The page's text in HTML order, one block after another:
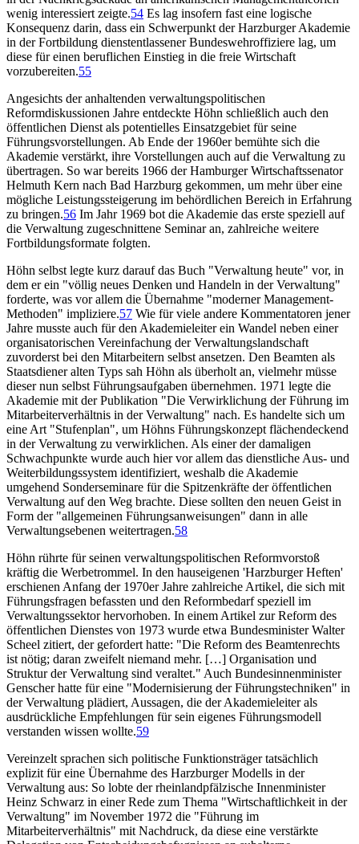
wenig interessiert zeigte.54 Es lag insofern fast eine logische
Konsequenz darin, dass ein Schwerpunkt der Harzburger Akademie
in der Fortbildung dienstentlassener Bundeswehroffiziere lag, um
diese für einen beruflichen Einstieg in die freie Wirtschaft
vorzubereiten.55
Angesichts der anhaltenden verwaltungspolitischen
Reformdiskussionen Jahre entdeckte Höhn schließlich auch den
öffentlichen Dienst als potentielles Einsatzgebiet für seine
Führungsvorstellungen. Ab Ende der 1960er bemühte sich die
Akademie verstärkt, ihre Vorstellungen auch auf die Verwaltung zu
übertragen. So war bereits 1966 der Hamburger Wirtschaftssenator
Helmuth Kern nach Bad Harzburg gekommen, um mehr über eine
mögliche Leistungssteigerung im behördlichen Bereich in Erfahrung
zu bringen.56 Im Jahr 1969 bot die Akademie das erste speziell auf
die Verwaltung zugeschnittene Seminar an, zahlreiche weitere
Fortbildungsformate folgten.
Höhn selbst legte kurz darauf das Buch "Verwaltung heute" vor, in
dem er ein "völlig neues Denken und Handeln in der Verwaltung"
forderte, was vor allem die Übernahme "moderner Management-
Methoden" impliziere.57 Wie für viele andere Kommentatoren jener
Jahre musste auch für den Akademieleiter ein Wandel neben einer
organisatorischen Vereinfachung der Verwaltungslandschaft
zuvorderst bei den Mitarbeitern selbst ansetzen. Den Beamten als
Staatsdiener alten Typs sah Höhn als überholt an, vielmehr müsse
dieser nun selbst Führungsaufgaben übernehmen. 1971 legte die
Akademie mit der Publikation "Die Verwirklichung der Führung im
Mitarbeiterverhältnis in der Verwaltung" nach. Es handelte sich um
eine Art "Stufenplan", um Höhns Führungskonzept flächendeckend
in der Verwaltung zu verwirklichen. Als einer der damaligen
Schwachpunkte wurde auch hier vor allem das dienstliche Aus- und
Weiterbildungssystem identifiziert, weshalb die Akademie
umgehend Sonderseminare für die Spitzenkräfte der öffentlichen
Verwaltung auf den Weg brachte. Diese sollten den neuen Geist in
Form der "allgemeinen Führungsanweisungen" dann in alle
Verwaltungsebenen weitertragen.58
Höhn rührte für seinen verwaltungspolitischen Reformvorstoß
kräftig die Werbetrommel. In den hauseigenen 'Harzburger Heften'
erschienen Anfang der 1970er Jahre zahlreiche Artikel, die sich mit
Führungsfragen befassten und den Reformbedarf speziell im
Verwaltungssektor hervorhoben. In einem Artikel zur Reform des
öffentlichen Dienstes von 1973 wurde etwa Bundesminister Walter
Scheel zitiert, der gefordert hatte: "Die Reform des Beamtenrechts
ist nötig; daran zweifelt niemand mehr. […] Organisation und
Struktur der Verwaltung sind veraltet." Auch Bundesinnenminister
Genscher hatte für eine "Modernisierung der Führungstechniken" in
der Verwaltung plädiert, Aussagen, die der Akademieleiter als
ausdrückliche Empfehlungen für sein eigenes Führungsmodell
verstanden wissen wollte.59
Vereinzelt sprachen sich politische Funktionsträger tatsächlich
explizit für eine Übernahme des Harzburger Modells in der
Verwaltung aus: So lobte der rheinlandpfälzische Innenminister
Heinz Schwarz in einer Rede zum Thema "Wirtschaftlichkeit in der
Verwaltung" im November 1972 die "Führung im
Mitarbeiterverhältnis" mit Nachdruck, da diese eine verstärkte